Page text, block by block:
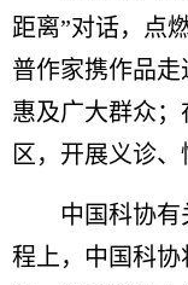
距离”对话，点
普作家携作品
惠及广大群众
区，开展义诊
中国科协有
程上，中国科